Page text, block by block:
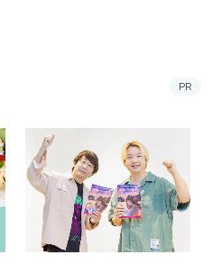
PR